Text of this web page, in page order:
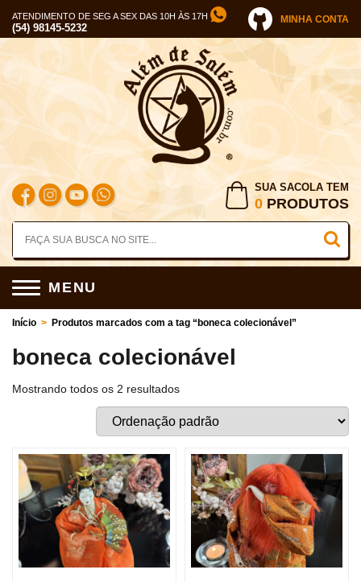
ATENDIMENTO DE SEG A SEX DAS 10H ÀS 17H
(54) 98145-5232
MINHA CONTA
SUA SACOLA TEM
0 PRODUTOS
MENU
Início > Produtos marcados com a tag “boneca colecionável”
boneca colecionável
Mostrando todos os 2 resultados